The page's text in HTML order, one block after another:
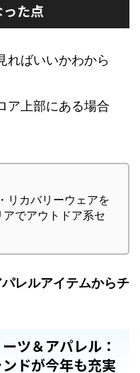
た点
ればいいかわから
ア上部にある場合
リカバリーウェアを
でアウトドア系セ
レルアイテムからチ
ツ＆アパレル：
ドが今年も充実